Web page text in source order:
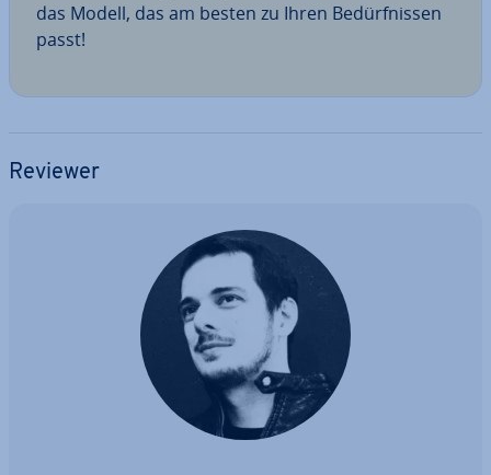
das Modell, das am besten zu Ihren Be­dürf­nis­sen
passt!
Reviewer